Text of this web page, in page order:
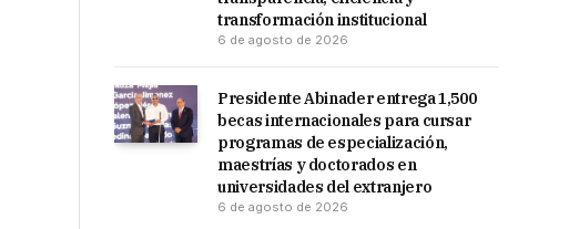
transformación institucional
6 de agosto de 2026
Presidente Abinader entrega 1,500
becas internacionales para cursar
programas de especialización,
maestrías y doctorados en
universidades del extranjero
6 de agosto de 2026